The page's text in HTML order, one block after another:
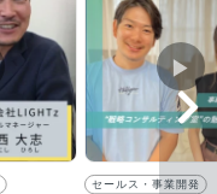
▶︎
セールス・事業開発